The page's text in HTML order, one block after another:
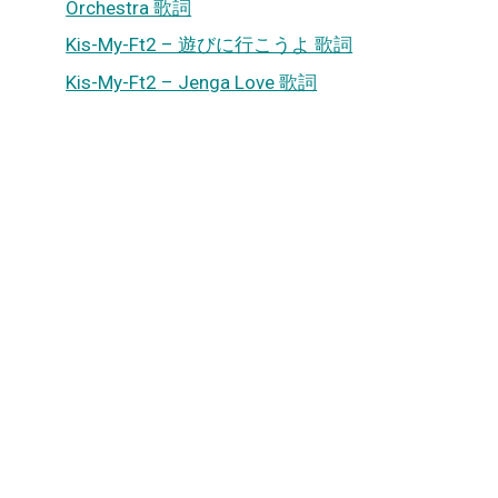
Orchestra 歌詞
Kis-My-Ft2 – 遊びに行こうよ 歌詞
Kis-My-Ft2 – Jenga Love 歌詞